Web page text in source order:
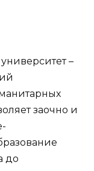
–
заочно и
до